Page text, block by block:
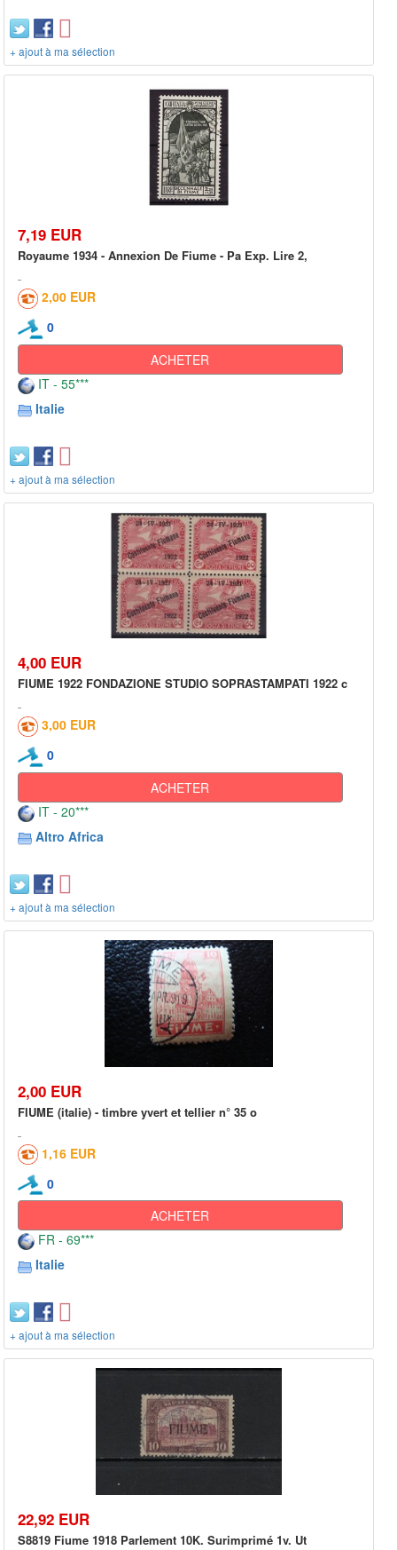
+ ajout à ma sélection
7,19 EUR
Royaume 1934 - Annexion De Fiume - Pa Exp. Lire 2,
2,00 EUR
0
ACHETER
IT - 55***
Italie
+ ajout à ma sélection
4,00 EUR
FIUME 1922 FONDAZIONE STUDIO SOPRASTAMPATI 1922 c
3,00 EUR
0
ACHETER
IT - 20***
Altro Africa
+ ajout à ma sélection
2,00 EUR
FIUME (italie) - timbre yvert et tellier n° 35 o
1,16 EUR
0
ACHETER
FR - 69***
Italie
+ ajout à ma sélection
22,92 EUR
S8819 Fiume 1918 Parlement 10K. Surimprimé 1v. Ut